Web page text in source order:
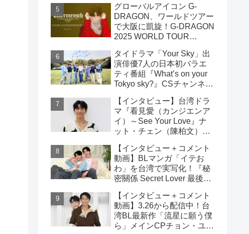
宇）インタビュー
グローバルアイコン G-
DRAGON、ワールドツアー
で大阪に凱旋！G-DRAGON
2025 WORLD TOUR
ENCORE 9月23日(火・
祝)18:00よりファンクラブ
先行受付開始！！
タイドラマ「Your Sky」出
演俳優7人の日本初バラエ
ティ番組『What’s on your
Tokyo sky?』CSチャンネ
日（日）19時30分 独占放
送！！
【インタビュー】台湾ドラ
マ『看見愛（カンジエンア
イ）～See Your Love』ナ
ット・チェン（陳柏文）イ
【インタビュー＋コメント
動画】BLマンガ「イテお
わ」を台湾で実写化！『秘
密關係 Secret Lover 最後の
豪）＆Chance（成晞）イン
タビュー 12月26日(金)よ
りシネマート新宿ほか全国
公開！
【インタビュー＋コメント
動画】3.26から配信中！台
湾BL最新作「流星に願う僕
ら」メインCPチョン・ユエ